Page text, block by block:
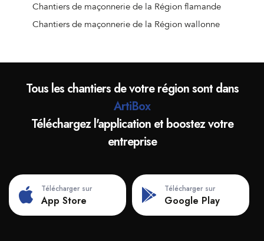
Chantiers de maçonnerie de la Région flamande
Chantiers de maçonnerie de la Région wallonne
Tous les chantiers de votre région sont dans
ArtiBox
Téléchargez l'application et boostez votre
entreprise
Télécharger sur
App Store
Télécharger sur
Google Play